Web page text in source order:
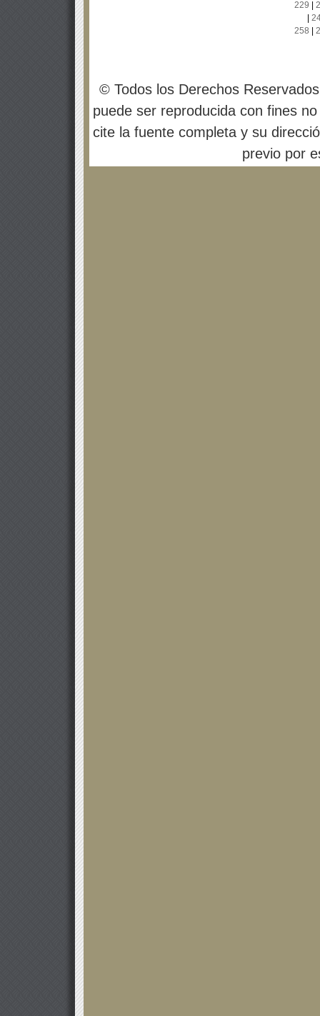
229
258
© Todos los Derechos
puede ser reproducida con fines
cite la fuente completa y su
previo por